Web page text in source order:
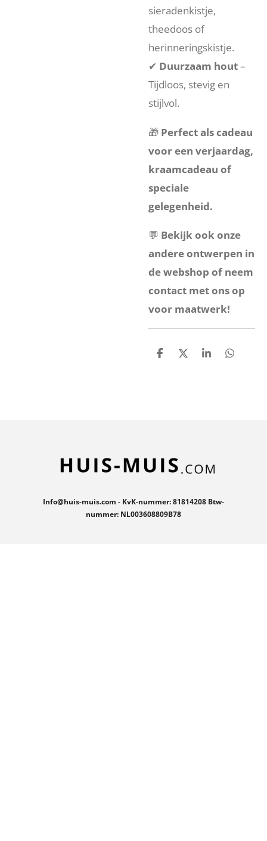
sieradenkistje,
theedoos of
herinneringskistje.
✔ Duurzaam hout–
Tijdloos, stevig en
stijlvol.
🎁 Perfect als cadeau
voor een verjaardag,
kraamcadeau of
speciale
gelegenheid.
💬 Bekijk ook onze
andere ontwerpen in
de webshop of neem
contact met ons op
voor maatwerk!
D
D
S
D
Info@huis-muis.com - KvK-nummer: 81814208 Btw-
nummer: NL003608809B78